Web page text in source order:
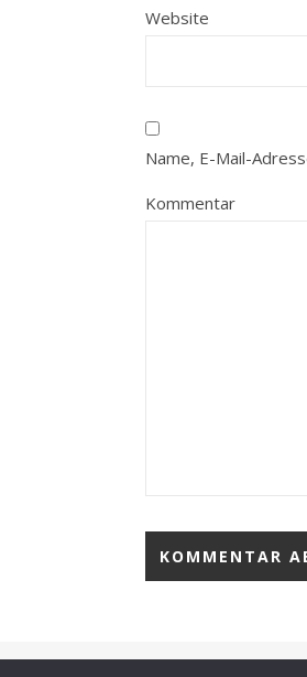
Website
Name, E-Mail-
Kommentar